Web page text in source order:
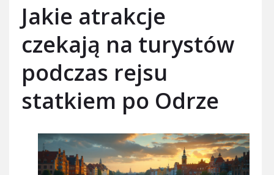
Jakie atrakcje
czekają na turystów
podczas rejsu
statkiem po Odrze